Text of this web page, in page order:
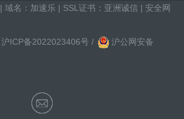
| 域名： 加速乐 | SSL证书： 亚洲诚信 | 安全网
沪ICP备2022023406号 /
沪公网安备